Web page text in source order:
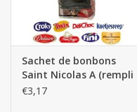
Matériel d'emballage
Fournitures de bureau
Les batteries
Sachet de bonbons
Saint Nicolas A (rempli
avec 14 produits)
€3,17